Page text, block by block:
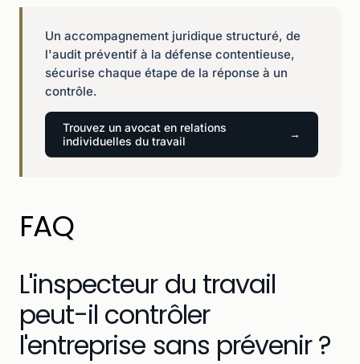
Un accompagnement juridique structuré, de
l'audit préventif à la défense contentieuse,
sécurise chaque étape de la réponse à un
contrôle.
Trouvez un avocat en relations
individuelles du travail
FAQ
L'inspecteur du travail
peut-il contrôler
l'entreprise sans prévenir ?